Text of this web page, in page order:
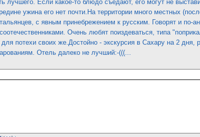
лучшего. Если какое-то блюдо съедают, его могут не
ужина его нет почти.На территории много местных
с явным принебрежением к русским. Говорят и по-
Очень любят поиздеваться, типа
потехи своих же.Достойно - экскурсия в Сахару на 2 дня,
Отель далеко не лучший:-(((...